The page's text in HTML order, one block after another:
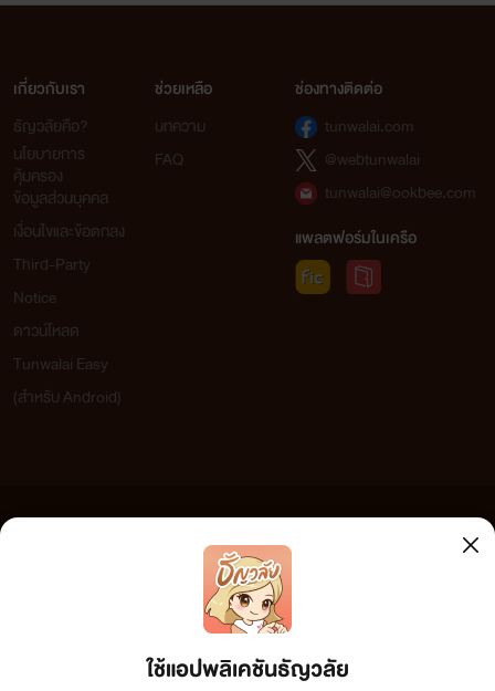
ใช้แอปพลิเคชันธัญวลัย
เกี่ยวกับเรา
ธัญวลัยคือ?
นโยบายการ
คุ้มครอง
ข้อมูลส่วนบุคคล
เงื่อนไขและข้อตกลง
Third-Party
Notice
ดาวน์โหลด
Tunwalai Easy
(สำหรับ Android)
ช่วยเหลือ
บทความ
FAQ
ช่องทางติดต่อ
tunwalai.com
@webtunwalai
tunwalai@ookbee.com
แพลตฟอร์มในเครือ
เว็บไซต์แห่งนี้ไม่ได้เห็นด้วยและไม่ขอรับผิดชอบต่อข้อความใดๆ ทั้งสิ้น ดังนั้นผู้อ่านทุกท่านโปรดใช้
วิจารณญาณในการกลั่นกรองด้วยตนเอง และหากท่านพบข้อความใดๆ ที่ขัดต่อกฎหมายและศีลธรรม
กรุณาแจ้งมาที่ tunwalai@ookbee.com เพื่อทีมงานจะได้ดำเนินการในทันที ทั้งนี้ ทางเว็บไซต์ขอสงวน
ลิขสิทธิ์ตามพระราชบัญญัติลิขสิทธิ์ (ฉบับเพิ่มเติม) พ.ศ.2558